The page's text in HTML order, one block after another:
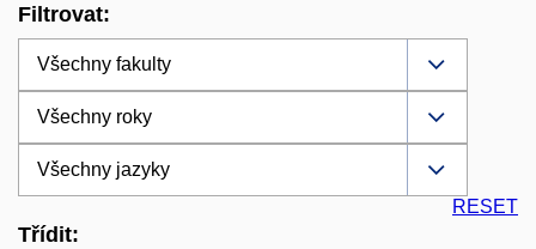
Filtrovat:
RESET
Třídit: